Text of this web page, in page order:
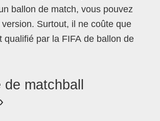
ballon de match, vous pouvez
Surtout, il ne coûte que
qualifié par la FIFA de ballon de
matchball